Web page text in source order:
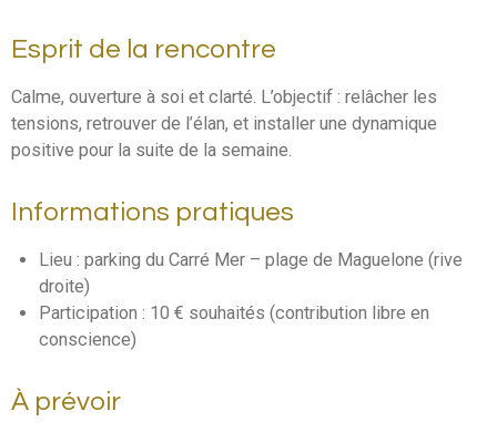
Esprit de la rencontre
Calme, ouverture à soi et clarté. L’objectif : relâcher les
tensions, retrouver de l’élan, et installer une dynamique
positive pour la suite de la semaine.
Informations pratiques
Lieu : parking du Carré Mer – plage de Maguelone (rive
droite)
Participation : 10 € souhaités (contribution libre en
conscience)
À prévoir